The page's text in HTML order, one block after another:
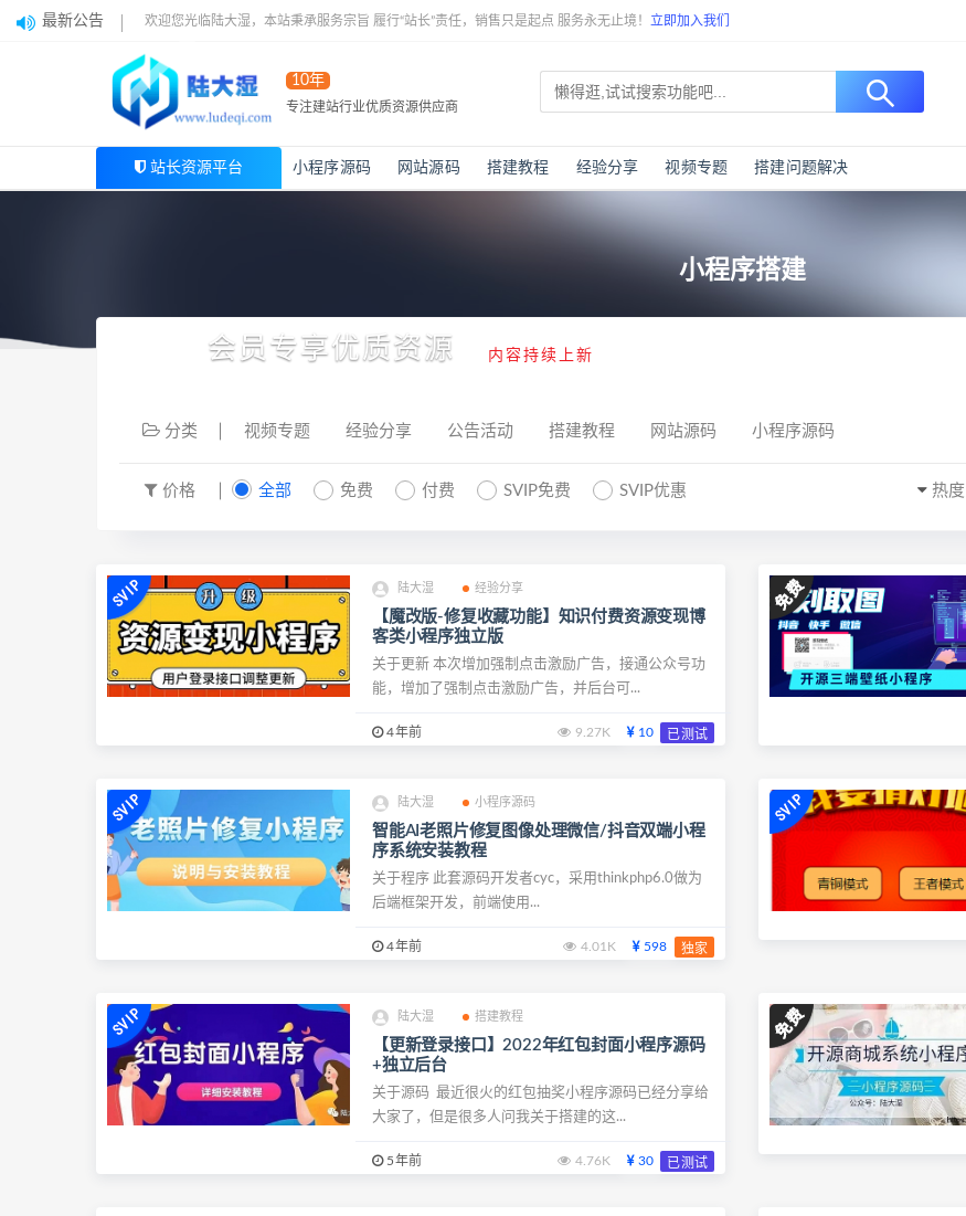
最新公告 欢迎您光临陆大湿，本站秉承服务宗旨 履行“站长”责任，销售只是起点 服务永无止境！ 立即加入我们
10年
专注建站行业优质资源供应商
站长资源平台 小程序源码 网站源码 搭建教程 经验分享 视频专题 搭建问题解决
小程序搭建
会员专享优质资源 内容持续上新
分类 视频专题 经验分享 公告活动 搭建教程 网站源码 小程序源码
价格 全部 免费 付费 SVIP免费 SVIP优惠 热度
陆大湿 经验分享
【魔改版-修复收藏功能】知识付费资源变现博
客类小程序独立版
关于更新 本次增加强制点击激励广告，接通公众号功
能，增加了强制点击激励广告，并后台可...
4年前 9.27K 10 已测试
陆大湿 小程序源码
智能AI老照片修复图像处理微信/抖音双端小程
序系统安装教程
关于程序 此套源码开发者cyc，采用thinkphp6.0做为
后端框架开发，前端使用...
4年前 4.01K 598 独家
陆大湿 搭建教程
【更新登录接口】2022年红包封面小程序源码
+独立后台
关于源码 最近很火的红包抽奖小程序源码已经分享给
大家了，但是很多人问我关于搭建的这...
5年前 4.76K 30 已测试